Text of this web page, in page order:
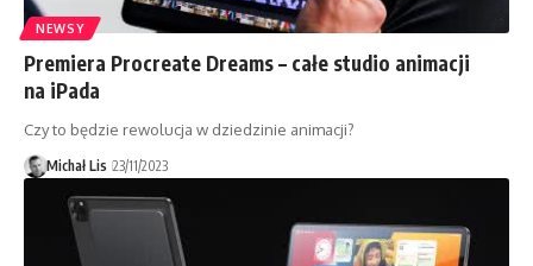
NEWSY
Premiera Procreate Dreams – całe studio animacji
na iPada
Czy to będzie rewolucja w dziedzinie animacji?
Michał Lis 23/11/2023